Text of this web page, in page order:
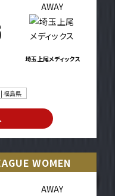
AWAY
埼玉上尾メディックス
福島県
WOMEN
AWAY